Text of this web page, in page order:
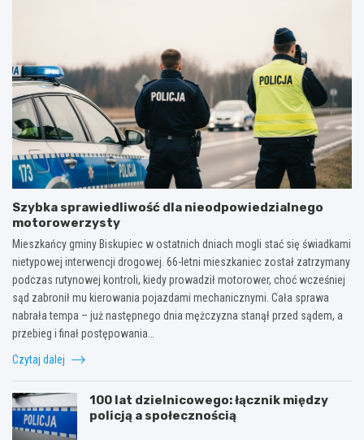
Szybka sprawiedliwość dla nieodpowiedzialnego
motorowerzysty
Mieszkańcy gminy Biskupiec w ostatnich dniach mogli stać się świadkami
nietypowej interwencji drogowej. 66-letni mieszkaniec został zatrzymany
podczas rutynowej kontroli, kiedy prowadził motorower, choć wcześniej
sąd zabronił mu kierowania pojazdami mechanicznymi. Cała sprawa
nabrała tempa – już następnego dnia mężczyzna stanął przed sądem, a
przebieg i finał postępowania…
Czytaj dalej
100 lat dzielnicowego: łącznik między
policją a społecznością